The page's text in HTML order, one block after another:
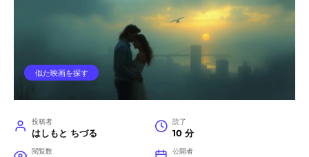
似た映画を探す
投稿者
はしもと ちづる
読了
10 分
閲覧数 公開者